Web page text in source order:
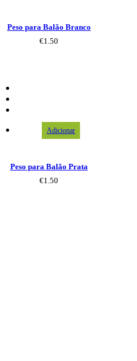
Peso para Balão Branco
€1.50
Adicionar
Peso para Balão Prata
€1.50